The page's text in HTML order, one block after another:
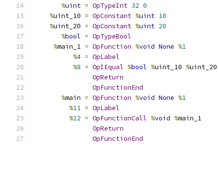
%uint = OpTypeInt 32 0
%uint_10 = OpConstant %uint 10
%uint_20 = OpConstant %uint 20
%bool = OpTypeBool
%main_1 = OpFunction %void None %1
%4 = OpLabel
%8 = OpIEqual %bool %uint_10 %uint_20
OpReturn
OpFunctionEnd
%main = OpFunction %void None %1
%11 = OpLabel
%12 = OpFunctionCall %void %main_1
OpReturn
OpFunctionEnd